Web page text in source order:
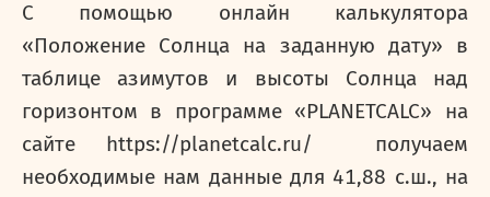
С помощью онлайн калькулятора
«Положение Солнца на заданную дату» в
таблице азимутов и высоты Солнца над
горизонтом в программе «PLANETCALC» на
сайте https://planetcalc.ru/ получаем
необходимые нам данные для 41,88 с.ш., на